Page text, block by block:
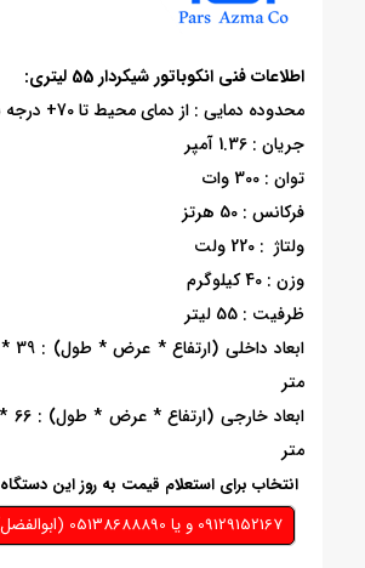
اطلاعات فنی انکوباتور شیکردار 55 لیتری:
محدوده دمایی : از دمای محیط تا 70+ درجه سانتی گراد
جریان : 1.36 آمپر
توان : 300 وات
فرکانس : 50 هرتز
ولتاژ : 220 ولت
وزن : 40 کیلوگرم
ظرفیت : 55 لیتر
متر
متر
انتخاب برای استعلام قیمت به روز این